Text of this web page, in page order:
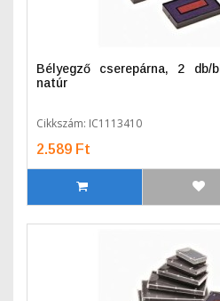
Bélyegző cserepárna, 2 db/
natúr
Cikkszám: IC1113410
2.589 Ft